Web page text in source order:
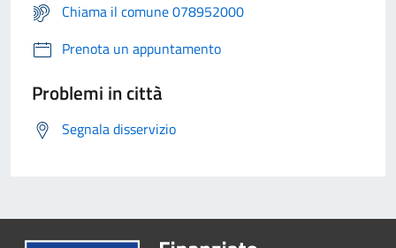
Chiama il comune 078952000
Prenota un appuntamento
Problemi in città
Segnala disservizio